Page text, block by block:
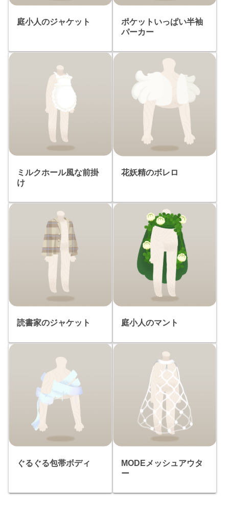
庭小人のジャケット
ポケットいっぱい半袖
パーカー
ミルクホール風な前掛
け
花妖精のボレロ
読書家のジャケット 庭小人のマント
ぐるぐる包帯ボディ
MODEメッシュアウタ
ー